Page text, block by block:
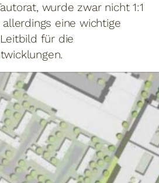
wurde zwar nicht 1:1
eine wichtige
für die